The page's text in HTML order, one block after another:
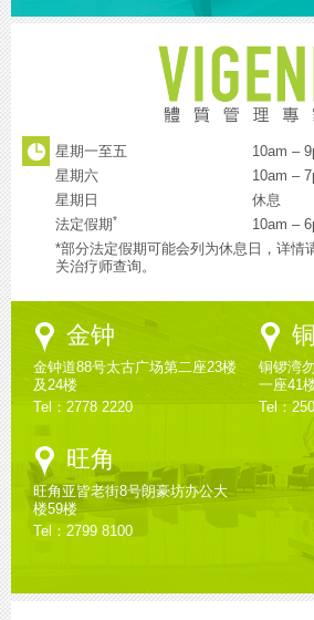
星期一至五
10am –
星期六
10am –
星期日
休息
法定假期*
10am –
*部分法定假期可能会列为休息日，详情
关治疗师查询。
Google
Maps
金钟
金钟道88号太古广场第二座23楼
及24楼
Tel：2778 2220
铜锣湾
一座41
Tel：
Google
Maps
旺角
旺角亚皆老街8号朗豪坊办公大
楼59楼
Tel：2799 8100